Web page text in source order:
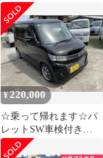
ン 11R 15インチ 4本
¥220,000
☆乗って帰れます☆パ
レットSW車検付き
Bluetoothナビ バックカ
メラ付き